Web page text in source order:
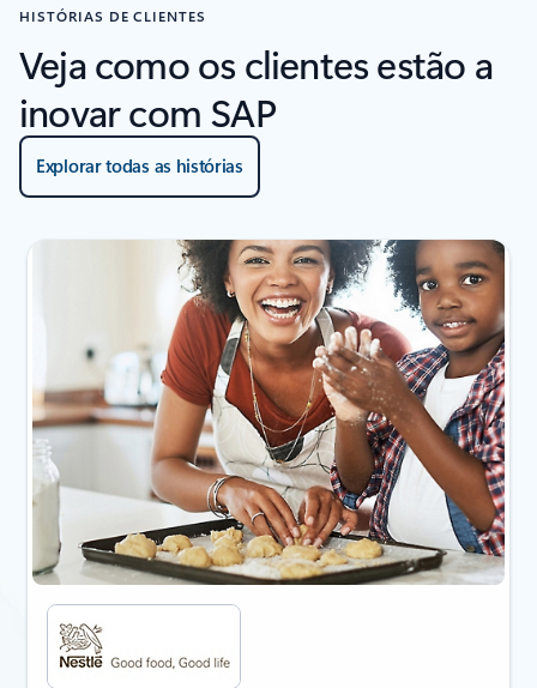
HISTÓRIAS DE CLIENTES
Veja como os clientes estão a
inovar com SAP
Explorar todas as histórias
A apresentar o diapositivo 1 de 4